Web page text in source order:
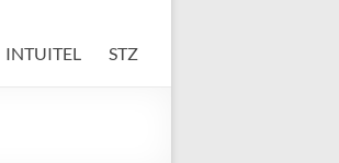
INTUITEL STZ